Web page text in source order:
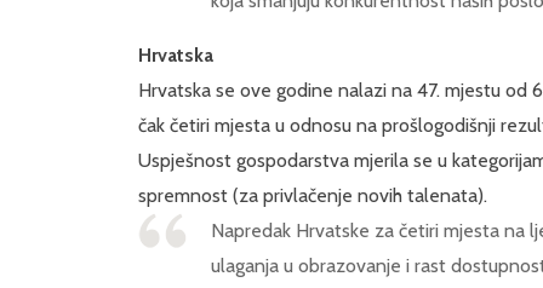
Hrvatska
Hrvatska se ove godine nalazi na 47. mjestu
čak četiri mjesta u odnosu na prošlogodišnji
Uspješnost gospodarstva mjerila se u
spremnost (za privlačenje novih talenata).
Napredak Hrvatske za četiri mjesta na
ulaganja u obrazovanje i rast